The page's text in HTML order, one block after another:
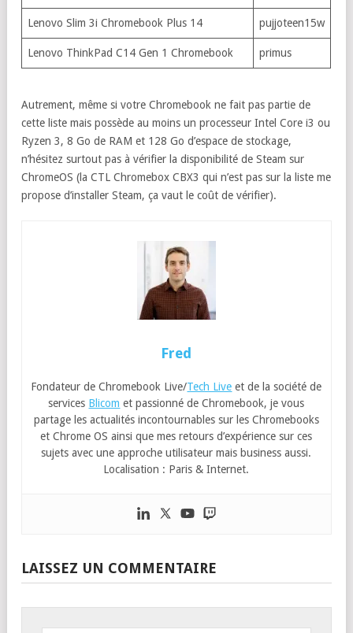
Lenovo Slim 3i Chromebook Plus 14 pujjoteen15w
Lenovo ThinkPad C14 Gen 1 Chromebook primus
Autrement, même si votre Chromebook ne fait pas partie de
cette liste mais possède au moins un processeur Intel Core i3 ou
Ryzen 3, 8 Go de RAM et 128 Go d’espace de stockage,
n’hésitez surtout pas à vérifier la disponibilité de Steam sur
ChromeOS (la CTL Chromebox CBX3 qui n’est pas sur la liste me
propose d’installer Steam, ça vaut le coût de vérifier).
Fred
Fondateur de Chromebook Live/Tech Live et de la société de
services Blicom et passionné de Chromebook, je vous
partage les actualités incontournables sur les Chromebooks
et Chrome OS ainsi que mes retours d’expérience sur ces
sujets avec une approche utilisateur mais business aussi.
Localisation : Paris & Internet.
LAISSEZ UN COMMENTAIRE